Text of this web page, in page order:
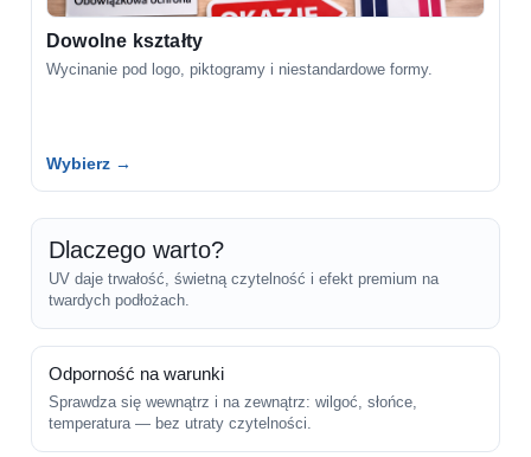
Dowolne kształty
Wycinanie pod logo, piktogramy i niestandardowe formy.
Wybierz →
Dlaczego warto?
UV daje trwałość, świetną czytelność i efekt premium na
twardych podłożach.
Odporność na warunki
Sprawdza się wewnątrz i na zewnątrz: wilgoć, słońce,
temperatura — bez utraty czytelności.